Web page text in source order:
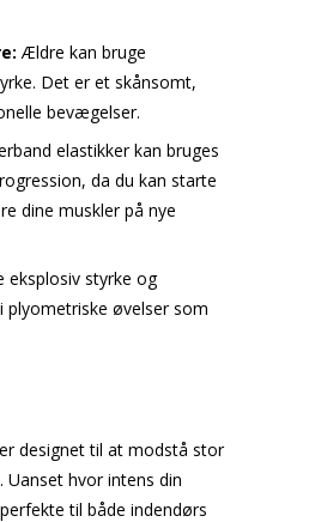
Ældre kan bruge
Det er et skånsomt,
bevægelser.
elastikker kan bruges
da du kan starte
dine muskler på nye
eksplosiv styrke og
øvelser som
designet til at modstå stor
hvor intens din
til både indendørs